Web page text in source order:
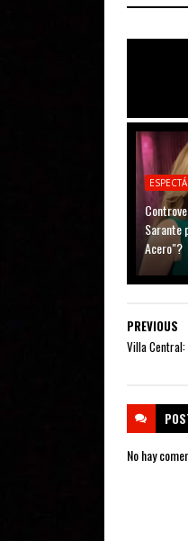
Sarante
Acero"?
PREVIOUS
Villa
No hay